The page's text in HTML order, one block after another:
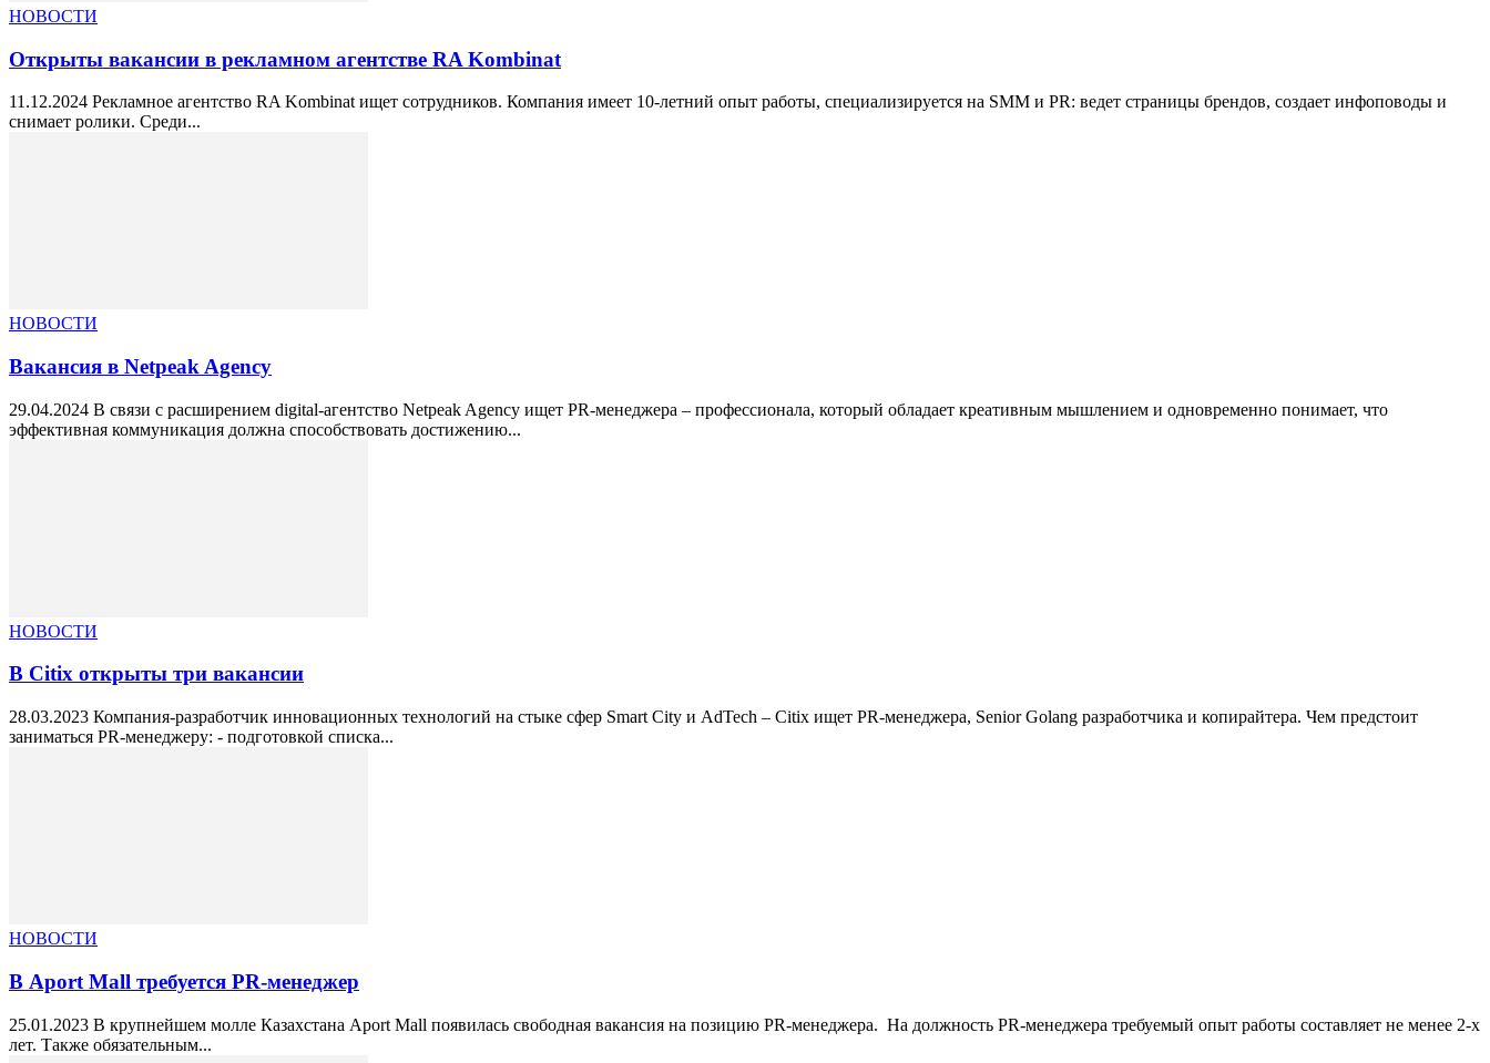
НОВОСТИ
Открыты вакансии в рекламном агентстве RA Kombinat
11.12.2024 Рекламное агентство RA Kombinat ищет сотрудников. Компания имеет 10-летний опыт работы, специализируется на SMM и PR: ведет страницы брендов, создает инфоповоды и
снимает ролики. Среди...
НОВОСТИ
Вакансия в Netpeak Agency
29.04.2024 В связи с расширением digital-агентство Netpeak Agency ищет PR-менеджера – профессионала, который обладает креативным мышлением и одновременно понимает, что
эффективная коммуникация должна способствовать достижению...
НОВОСТИ
В Citix открыты три вакансии
28.03.2023 Компания-разработчик инновационных технологий на стыке сфер Smart City и AdTech – Citix ищет PR-менеджера, Senior Golang разработчика и копирайтера. Чем предстоит
заниматься PR-менеджеру: - подготовкой списка...
НОВОСТИ
В Aport Mall требуется PR-менеджер
25.01.2023 В крупнейшем молле Казахстана Aport Mall появилась свободная вакансия на позицию PR-менеджера. На должность PR-менеджера требуемый опыт работы составляет не менее 2-х
лет. Также обязательным...